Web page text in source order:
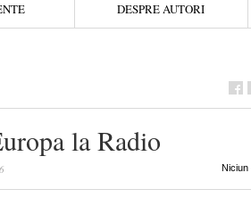
DESPRE AUTORI
la Radio
Niciun